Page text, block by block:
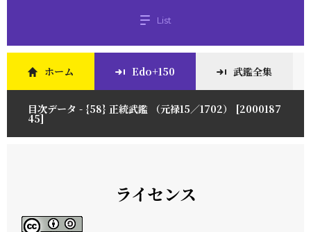
List
ホーム Edo+150 武鑑全集
目次データ - {58} 正統武鑑 （元禄15／1702） [2000187
45]
ライセンス